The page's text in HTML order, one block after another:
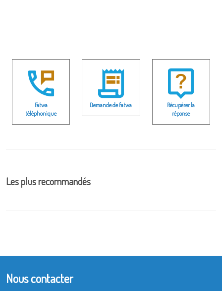
Fatwa
téléphonique
Demande de fatwa
Récupérer la
réponse
Les plus recommandés
Nous contacter